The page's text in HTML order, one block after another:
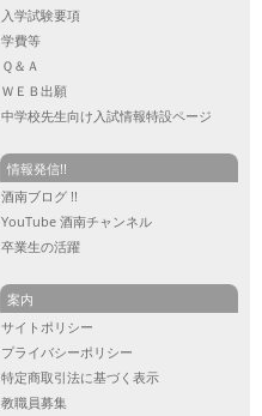
入学試験要項
学費等
Ｑ＆Ａ
ＷＥＢ出願
中学校先生向け入試情報特設ページ
情報発信!!
酒南ブログ !!
YouTube 酒南チャンネル
卒業生の活躍
案内
サイトポリシー
プライバシーポリシー
特定商取引法に基づく表示
教職員募集